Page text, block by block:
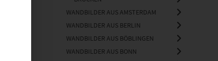
WANDBILDER AUS AMSTERDAM
WANDBILDER AUS BERLIN
WANDBILDER AUS BÖBLINGEN
WANDBILDER AUS BONN